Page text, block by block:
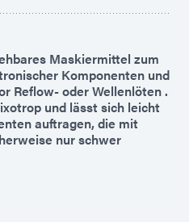
Maskiermittel zum
Komponenten und
Reflow- oder Wellenlöten .
und lässt sich leicht
auftragen, die mit
nur schwer